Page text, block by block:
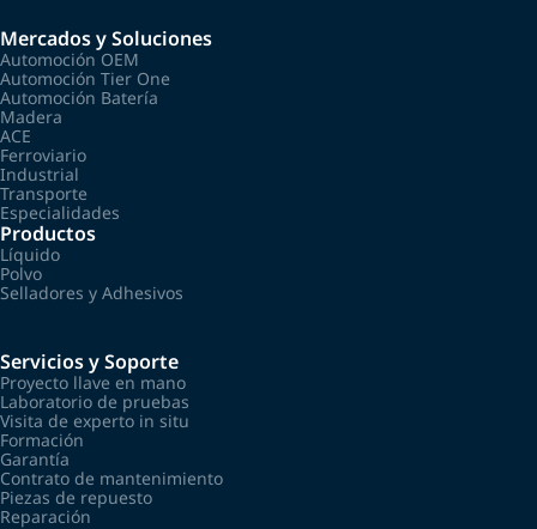
Mercados y Soluciones
Automoción OEM
Automoción Tier One
Automoción Batería
Madera
ACE
Ferroviario
Industrial
Transporte
Especialidades
Productos
Líquido
Polvo
Selladores y Adhesivos
Servicios y Soporte
Proyecto llave en mano
Laboratorio de pruebas
Visita de experto in situ
Formación
Garantía
Contrato de mantenimiento
Piezas de repuesto
Reparación